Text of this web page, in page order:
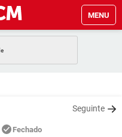
MENU
GMAIL
WHATSAPP
Seguinte
Fechado